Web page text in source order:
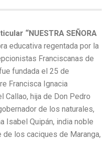
“NUESTRA SEÑORA
educativa regentada por la
Franciscanas de
fundada el 25 de
Francisca Ignacia
Callao, hija de Don Pedro
de los naturales,
Isabel Quipán, india noble
los caciques de Maranga,